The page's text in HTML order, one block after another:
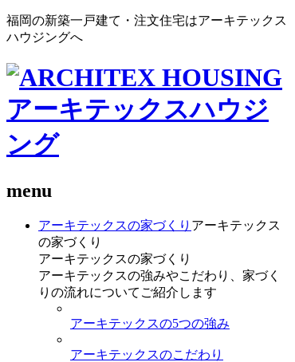
福岡の新築一戸建て・注文住宅はアーキテックス
ハウジングへ
menu
アーキテックスの家づくり アーキテックス
の家づくり
アーキテックスの家づくり
アーキテックスの強みやこだわり、家づく
りの流れについてご紹介します
アーキテックスの5つの強み
アーキテックスのこだわり